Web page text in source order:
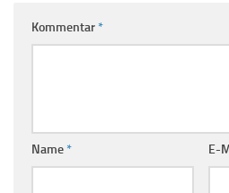
Kommentar*
Name* E-